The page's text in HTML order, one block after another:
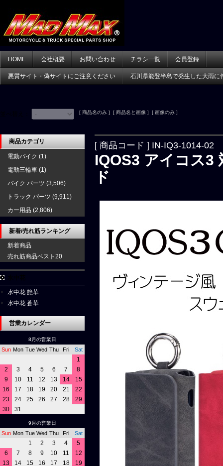
HOME 会社概要 お問い合わせ チラシ一覧 会員登録
悪質サイト・偽サイトにご注意ください 石川県能登半島で発生した大雨に
[ 商品名のみ ] [ 商品名と画像 ] [ 画像のみ ]
[ 商品コード ] IN-IQ3-1014-02
IQOS3 アイコス3
ド
商品カテゴリ
電動バイク (1)
電動三輪車 (1)
バイク パーツ (3,506)
トラック パーツ (9,911)
カー用品 (2,806)
新着/売れ筋ランキング
新着商品
売れ筋商品ベスト20
水中花 艶華
水中花 蒼華
営業カレンダー
8月の営業日
Sun Mon Tue Wed Thu Fri Sat
1
2
3 4 5 6 7
8
9
10 11 12 13 14
15
16
17 18 19 20 21
22
23
24 25 26 27 28
29
30
31
9月の営業日
Sun Mon Tue Wed Thu Fri Sat
1 2 3 4
5
6
7 8 9 10 11
12
13
14 15 16 17 18
19